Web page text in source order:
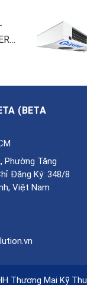
(BETA
Phường Tăng
Đăng Ký: 348/8
Việt Nam
Thương Mại Kỹ